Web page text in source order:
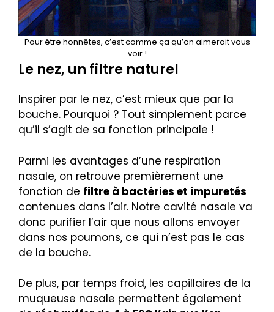
Pour être honnêtes, c’est comme ça qu’on aimerait vous
voir !
Le nez, un filtre naturel
Inspirer par le nez, c’est mieux que par la
bouche. Pourquoi ? Tout simplement parce
qu’il s’agit de sa fonction principale !
Parmi les avantages d’une respiration
nasale, on retrouve premièrement une
fonction de filtre à bactéries et impuretés
contenues dans l’air. Notre cavité nasale va
donc purifier l’air que nous allons envoyer
dans nos poumons, ce qui n’est pas le cas
de la bouche.
De plus, par temps froid, les capillaires de la
muqueuse nasale permettent également